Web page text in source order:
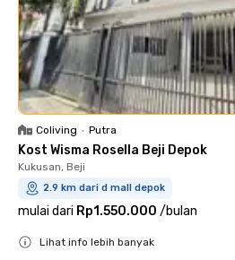
Coliving • Putra
Kost Wisma Rosella Beji Depok
Kukusan, Beji
2.9 km dari d mall depok
mulai dari Rp1.550.000 /bulan
Lihat info lebih banyak